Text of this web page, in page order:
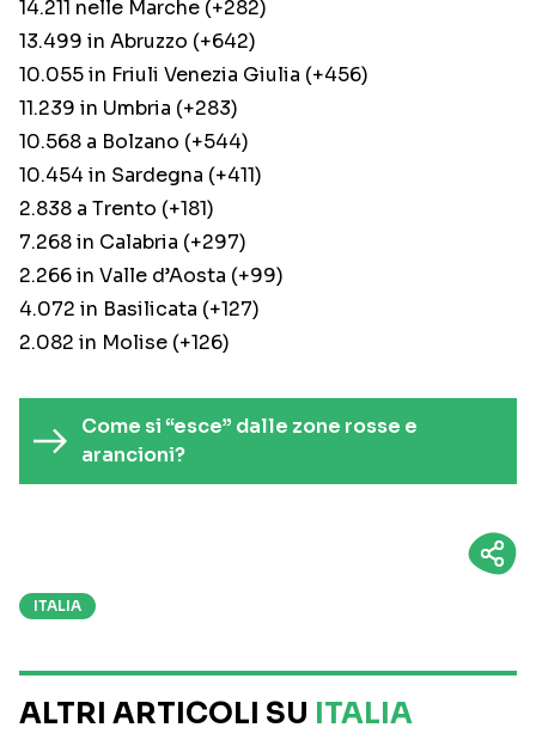
14.211 nelle Marche (+282)
13.499 in Abruzzo (+642)
10.055 in Friuli Venezia Giulia (+456)
11.239 in Umbria (+283)
10.568 a Bolzano (+544)
10.454 in Sardegna (+411)
2.838 a Trento (+181)
7.268 in Calabria (+297)
2.266 in Valle d’Aosta (+99)
4.072 in Basilicata (+127)
2.082 in Molise (+126)
Come si “esce” dalle zone rosse e
arancioni?
ITALIA
ALTRI ARTICOLI SU ITALIA